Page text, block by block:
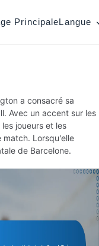
PrincipaleLangue
a consacré sa
Avec un accent sur les
joueurs et les
match. Lorsqu'elle
de Barcelone.